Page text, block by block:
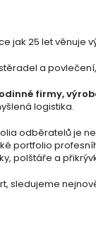
jak 25 let věnuje
a
firmy,
logistika.
odběratelů je
portfolio
polštáře a
sledujeme